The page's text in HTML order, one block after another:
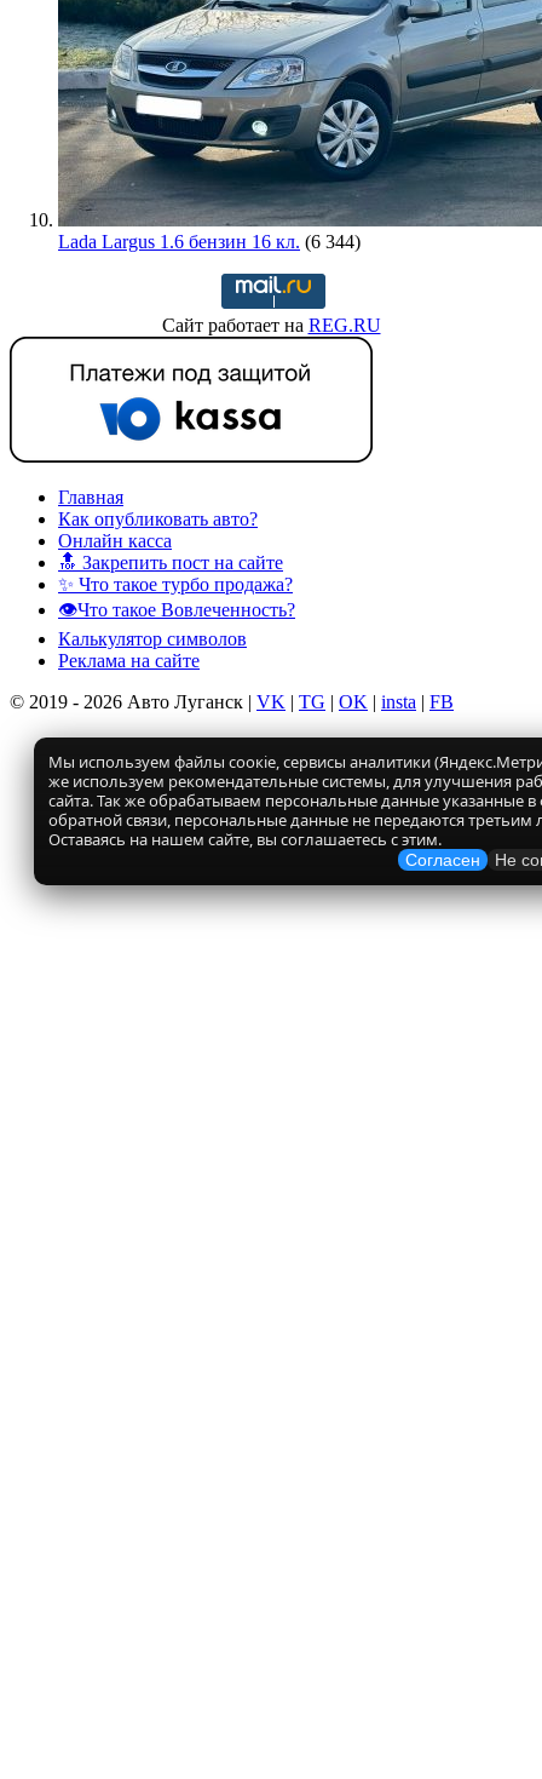
Lada Largus 1.6 бензин 16 кл. (6 344)
Сайт работает на REG.RU
Главная
Как опубликовать авто?
Онлайн касса
🔝 Закрепить пост на сайте
✨ Что такое турбо продажа?
👁️Что такое Вовлеченность?
Калькулятор символов
Реклама на сайте
© 2019 - 2026 Авто Луганск | VK | TG | OK | insta | FB
Мы используем файлы соокіе, сервисы аналитики
же используем рекомендательные системы, для улучшения
сайта. Так же обрабатываем персональные данные указанные
обратной связи, персональные данные не передаются третьим
Оставаясь на нашем сайте, вы соглашаетесь с этим.
Согласен Не